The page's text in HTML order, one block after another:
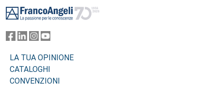
LA TUA OPINIONE
CATALOGHI
CONVENZIONI